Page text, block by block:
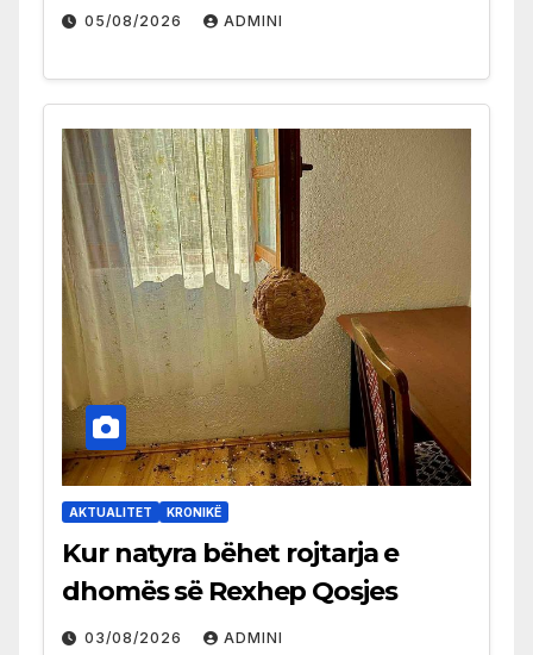
05/08/2026 ADMINI
AKTUALITET KRONIKË
Kur natyra bëhet rojtarja e
dhomës së Rexhep Qosjes
03/08/2026 ADMINI